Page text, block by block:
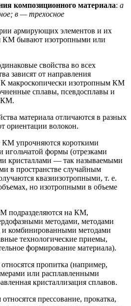
композиционного материала: а
в — трехосное
армирующих элементов и их
КМ бывают изотропными или
свойства во всех
зависят от направления
макроскопически изотропным КМ
сплавы, псевдосплавы и
КМ.
материала отличаются в разных
ориентации волокон.
упрочняются короткими
игольчатой формы (отрезками
кристаллами — так называемыми
в пространстве случайным
квазиизотропными, т. е.
но изотропными в объеме
подразделяются на КМ,
методами, методами
комбинированными методами
технологические приемы,
формирование материала).
пропитка (например,
или расплавленными
кристаллизация сплавов.
прессование, прокатка,